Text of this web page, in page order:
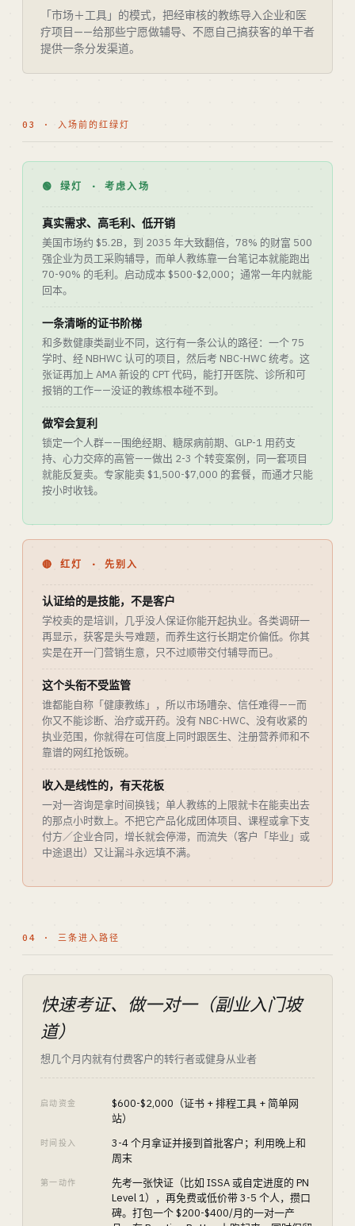
「市场＋工具」的模式，把经审核的教练导入企业和医
疗项目——给那些宁愿做辅导、不愿自己搞获客的单干者
提供一条分发渠道。
03 · 入场前的红绿灯
🟢 绿灯 · 考虑入场
真实需求、高毛利、低开销
美国市场约 $5.2B，到 2035 年大致翻倍，78% 的财富 500
强企业为员工采购辅导，而单人教练靠一台笔记本就能跑出
70-90% 的毛利。启动成本 $500-$2,000；通常一年内就能
回本。
一条清晰的证书阶梯
和多数健康类副业不同，这行有一条公认的路径：一个 75
学时、经 NBHWC 认可的项目，然后考 NBC-HWC 统考。这
张证再加上 AMA 新设的 CPT 代码，能打开医院、诊所和可
报销的工作——没证的教练根本碰不到。
做窄会复利
锁定一个人群——围绝经期、糖尿病前期、GLP-1 用药支
持、心力交瘁的高管——做出 2-3 个转变案例，同一套项目
就能反复卖。专家能卖 $1,500-$7,000 的套餐，而通才只能
按小时收钱。
🔴 红灯 · 先别入
认证给的是技能，不是客户
学校卖的是培训，几乎没人保证你能开起执业。各类调研一
再显示，获客是头号难题，而养生这行长期定价偏低。你其
实是在开一门营销生意，只不过顺带交付辅导而已。
这个头衔不受监管
谁都能自称「健康教练」，所以市场嘈杂、信任难得——而
你又不能诊断、治疗或开药。没有 NBC-HWC、没有收紧的
执业范围，你就得在可信度上同时跟医生、注册营养师和不
靠谱的网红抢饭碗。
收入是线性的，有天花板
一对一咨询是拿时间换钱；单人教练的上限就卡在能卖出去
的那点小时数上。不把它产品化成团体项目、课程或拿下支
付方／企业合同，增长就会停滞，而流失（客户「毕业」或
中途退出）又让漏斗永远填不满。
04 · 三条进入路径
快速考证、做一对一（副业入门坡
道）
想几个月内就有付费客户的转行者或健身从业者
启动资金
$600-$2,000（证书 + 排程工具 + 简单网
站）
时间投入
3-4 个月拿证并接到首批客户；利用晚上和
周末
第一动作
先考一张快证（比如 ISSA 或自定进度的 PN
Level 1），再免费或低价带 3-5 个人，攒口
碑。打包一个 $200-$400/月的一对一产